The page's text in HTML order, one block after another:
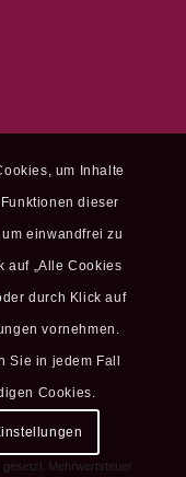
Mehrwertsteuer
um Inhalte
dieser
einwandfrei zu
auf „Alle Cookies
durch Klick auf
vornehmen.
Sie in jedem Fall
Cookies.